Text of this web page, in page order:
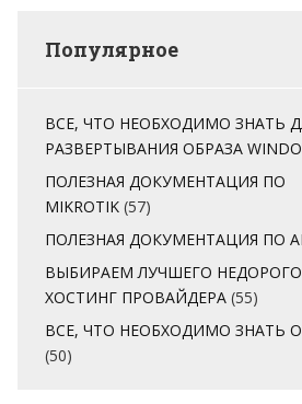
Популярное
ВСЕ, ЧТО НЕОБХОДИМО ЗНАТЬ
РАЗВЕРТЫВАНИЯ ОБРАЗА
ПОЛЕЗНАЯ ДОКУМЕНТАЦИЯ ПО
MIKROTIK (57)
ПОЛЕЗНАЯ ДОКУМЕНТАЦИЯ ПО
ВЫБИРАЕМ ЛУЧШЕГО НЕДОРОГО
ХОСТИНГ ПРОВАЙДЕРА (55)
ВСЕ, ЧТО НЕОБХОДИМО ЗНАТЬ
(50)